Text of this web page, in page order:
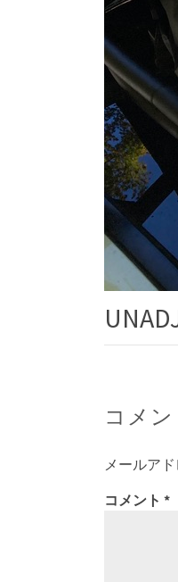
コメ
メールア
コメント *